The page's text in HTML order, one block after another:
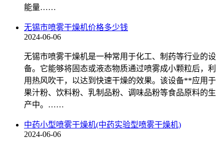
能量……
无锡市喷雾干燥机价格多少钱
2024-06-06
无锡市喷雾干燥机是一种常用于化工、制药等行业的设
备。它能够将固态或液态物质通过喷雾成小颗粒后，利
用热风吹干，以达到快速干燥的效果。该设备**应用于
果汁粉、饮料粉、乳制品粉、调味品粉等食品原料的生
产中。……
中药小型喷雾干燥机(中药实验型喷雾干燥机)
2024-06-06